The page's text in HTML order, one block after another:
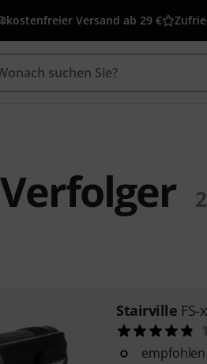
kostenfreier Versand ab 29 €
2
Stairville